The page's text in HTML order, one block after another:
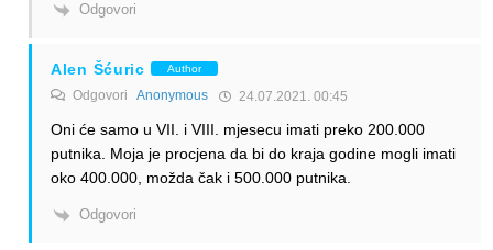
Odgovori
Alen Šćuric Author
Odgovori Anonymous 24.07.2021. 00:45
Oni će samo u VII. i VIII. mjesecu imati preko 200.000
putnika. Moja je procjena da bi do kraja godine mogli imati
oko 400.000, možda čak i 500.000 putnika.
Odgovori